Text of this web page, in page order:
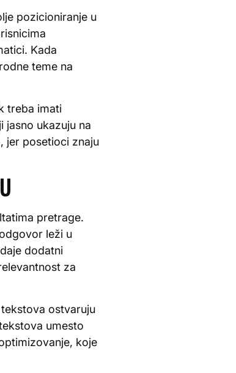
pozicioniranje u
Kada
teme na
treba imati
jasno ukazuju na
jer posetioci znaju
pretrage.
leži u
dodatni
za
ostvaruju
umesto
koje